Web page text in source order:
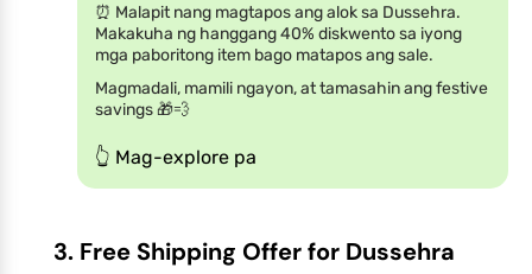
⏰ Malapit nang magtapos ang alok sa Dussehra.
Makakuha ng hanggang 40% diskwento sa iyong
mga paboritong item bago matapos ang sale.
Magmadali, mamili ngayon, at tamasahin ang festive
savings 🎁💨
👆 Mag-explore pa
3. Free Shipping Offer for Dussehra